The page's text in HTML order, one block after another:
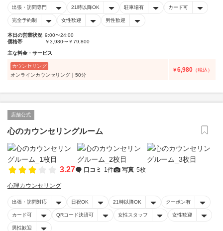
出張・訪問専門 21時以降OK 駐車場有 カード可
完全予約制 女性歓迎 男性歓迎
本日の営業状況 9:00〜24:00
価格帯
￥3,980〜￥79,800
主な料金・サービス
カウンセリング
オンラインカウンセリング｜50分
￥6,980 （税込）
店舗公式
心のカウンセリングルーム
3.27 口コミ 1件 写真 5枚
心理カウンセリング
出張・訪問対応 日祝OK 21時以降OK クーポン有
カード可 QRコード決済可 女性スタッフ 女性歓迎
男性歓迎